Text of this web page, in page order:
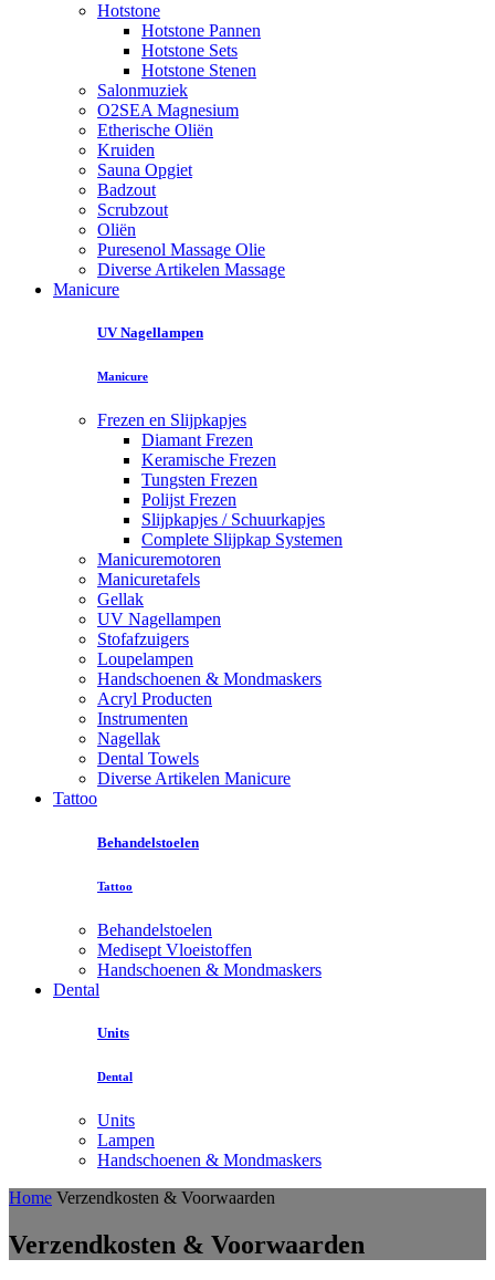
Hotstone
Hotstone Pannen
Hotstone Sets
Hotstone Stenen
Salonmuziek
O2SEA Magnesium
Etherische Oliën
Kruiden
Sauna Opgiet
Badzout
Scrubzout
Oliën
Puresenol Massage Olie
Diverse Artikelen Massage
Manicure
UV Nagellampen
Manicure
Frezen en Slijpkapjes
Diamant Frezen
Keramische Frezen
Tungsten Frezen
Polijst Frezen
Slijpkapjes / Schuurkapjes
Complete Slijpkap Systemen
Manicuremotoren
Manicuretafels
Gellak
UV Nagellampen
Stofafzuigers
Loupelampen
Handschoenen & Mondmaskers
Acryl Producten
Instrumenten
Nagellak
Dental Towels
Diverse Artikelen Manicure
Tattoo
Behandelstoelen
Tattoo
Behandelstoelen
Medisept Vloeistoffen
Handschoenen & Mondmaskers
Dental
Units
Dental
Units
Lampen
Handschoenen & Mondmaskers
Home Verzendkosten & Voorwaarden
Verzendkosten & Voorwaarden